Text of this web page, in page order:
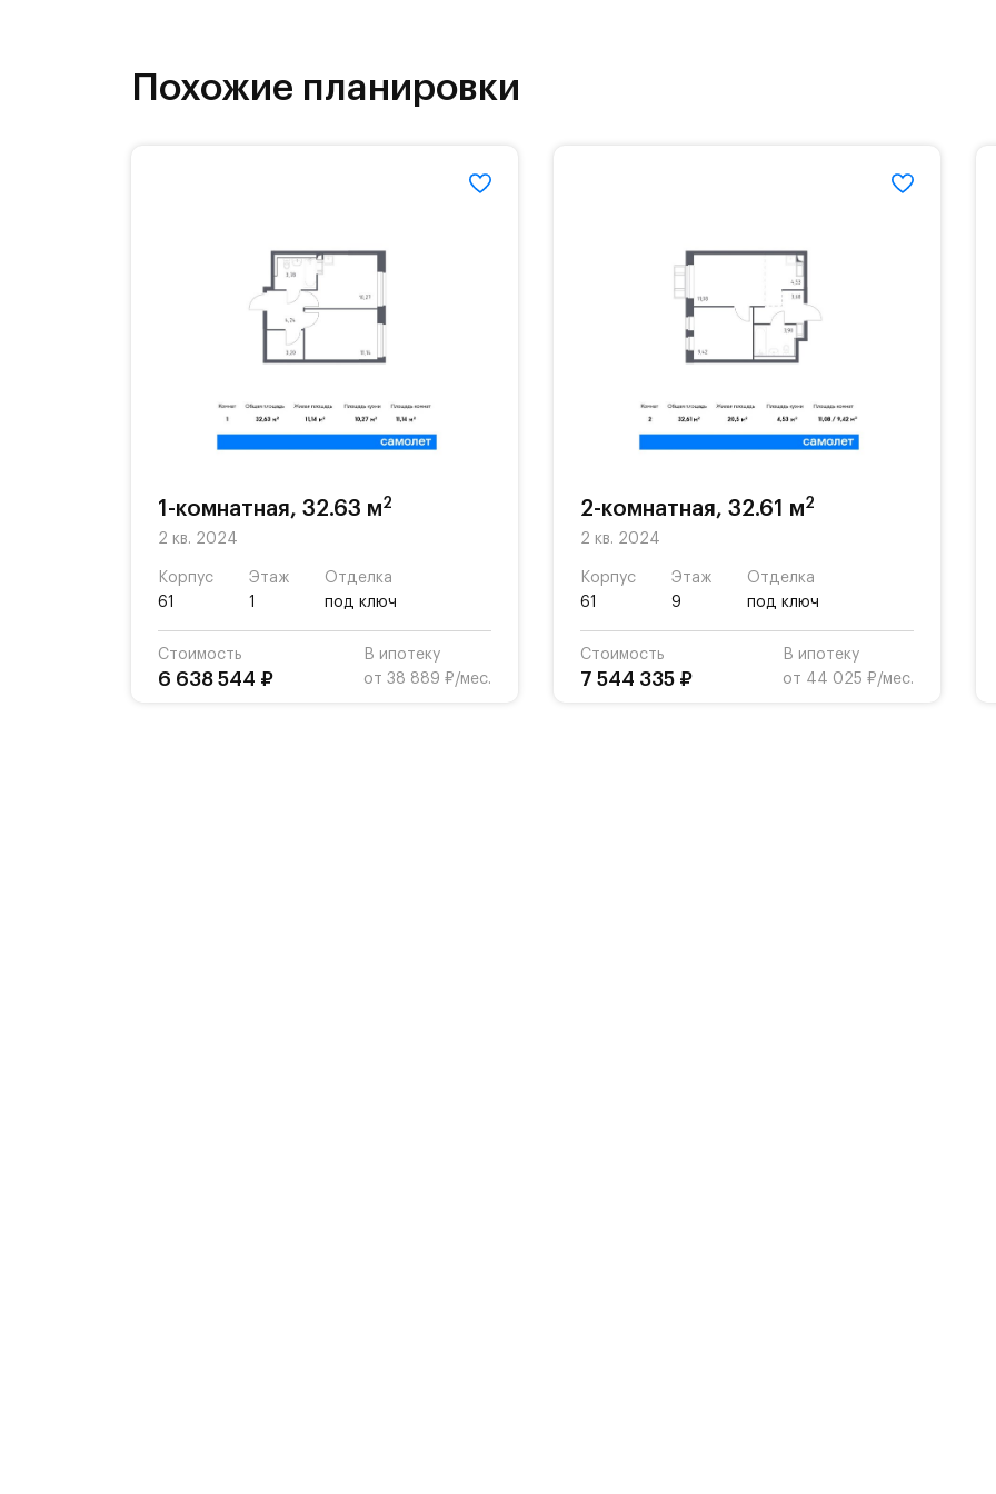
На территории квартала возведут детский сад и школу. Также для наиболее
Для автомобилистов — закрытые озеленённые парковки.
Похожие планировки
1-комнатная, 32.63 м2
2 кв. 2024
Корпус
61
Этаж
1
Отделка
под ключ
Стоимость
6 638 544 ₽
В ипотеку
от 38 889 ₽/мес.
2-комнатная, 32.61 м2
2 кв. 2024
Корпус
61
Этаж
9
Отделка
под ключ
Стоимость
7 544 335 ₽
В ипотеку
от 44 025 ₽/мес.